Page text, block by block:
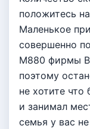
положитесь
Маленькое
совершенно
M880 фирмы
поэтому
не хотите что
и занимал
семья у вас